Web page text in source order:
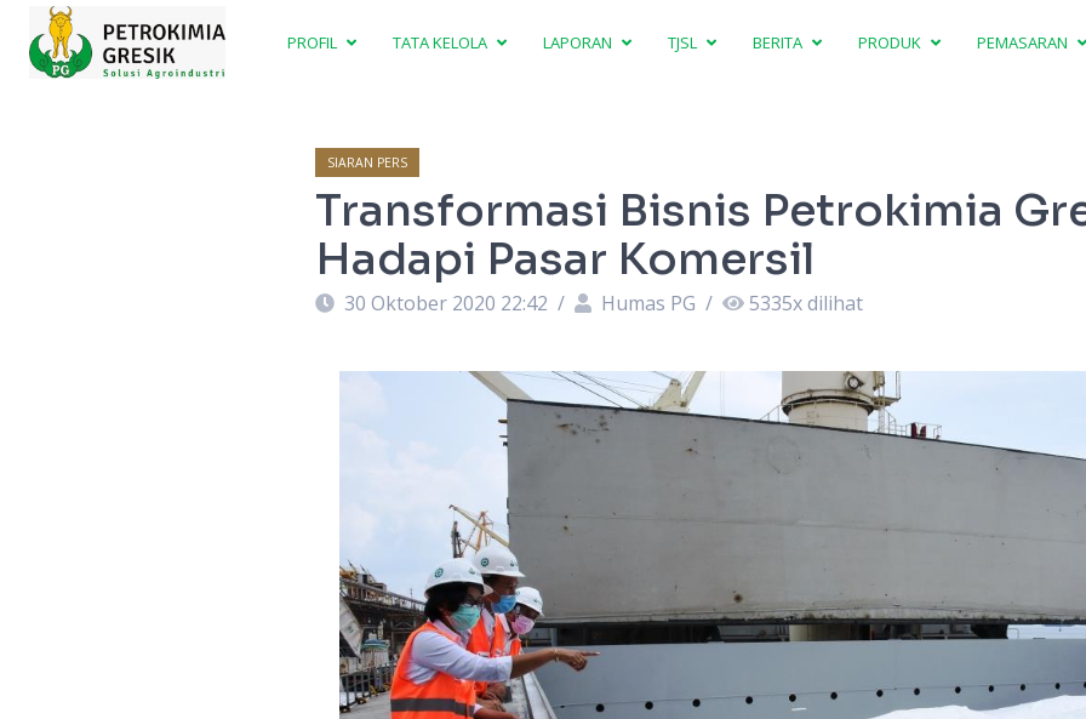
PROFIL TATA KELOLA LAPORAN TJSL BERITA PRODUK PEMASARAN
SIARAN PERS
Transformasi Bisnis Petrokimia
Hadapi Pasar Komersil
30 Oktober 2020 22:42 / Humas PG / 5335x dilihat